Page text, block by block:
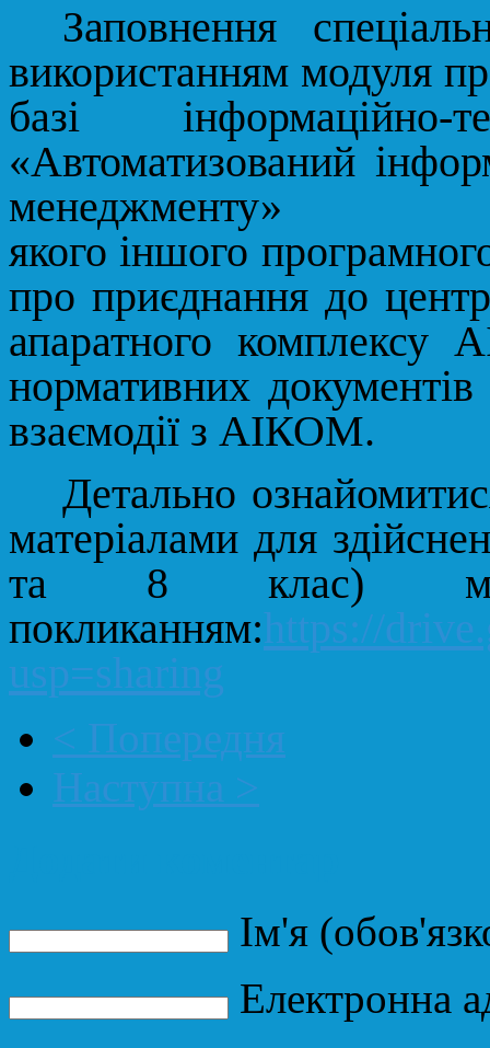
Заповнення
використанням модуля
базі інформаційно-
«Автоматизований
менеджменту»
якого іншого
про приєднання до
апаратного комплексу
нормативних
взаємодії з АІКОМ.
Детально
матеріалами для
та 8 клас)
покликанням:https://
usp=sharing
< Попередня
Наступна >
Ім'я
Електронна